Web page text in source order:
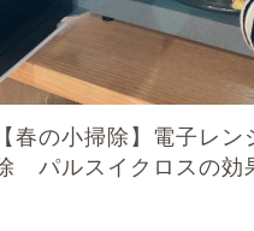
【春の小掃除】電子レン
パルスイクロスの効